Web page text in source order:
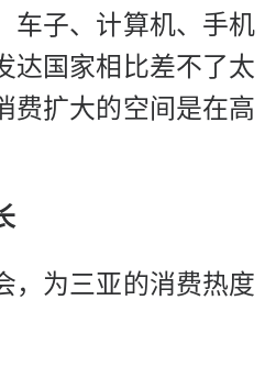
车子、计算机、手机
达国家相比差不了太
费扩大的空间是在高
，为三亚的消费热度